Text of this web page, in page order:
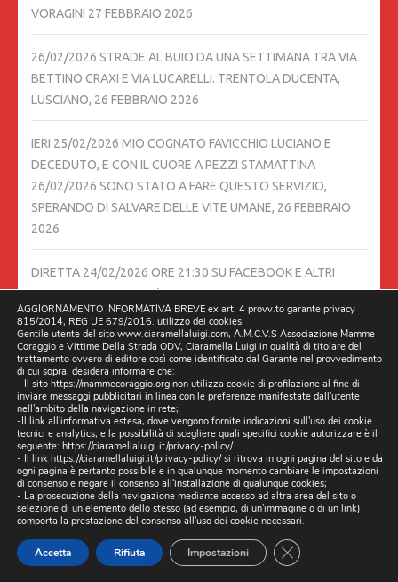
VORAGINI 27 FEBBRAIO 2026
26/02/2026 STRADE AL BUIO DA UNA SETTIMANA TRA VIA
BETTINO CRAXI E VIA LUCARELLI. TRENTOLA DUCENTA,
LUSCIANO, 26 FEBBRAIO 2026
IERI 25/02/2026 MIO COGNATO FAVICCHIO LUCIANO E
DECEDUTO, E CON IL CUORE A PEZZI STAMATTINA
26/02/2026 SONO STATO A FARE QUESTO SERVIZIO,
SPERANDO DI SALVARE DELLE VITE UMANE, 26 FEBBRAIO
2026
DIRETTA 24/02/2026 ORE 21:30 SU FACEBOOK E ALTRI
CANALI, CON DILLO A L’AVVOCATO DAVIDE TIROZZI,24
FEBBRAIO 2026
TESTIMONE LA PRESIDENTE ELENA RONZULLO A.M.C.V.S.
ASSOCIAZIONE MAMME CORAGGIO E VITTIME DELLA
STRADA – ODV 24 FEBBRAIO 2026
INCONTRO SCUOLA 24/02/2026 ISIS RITA LEVI MONTALCINI
DI QUARTO24 FEBBRAIO 2026
NOI COME ASSOCIAZIONI VITTIME DELLA STRADA,
I LINK DELLE SEGNALAZIONI, CHE STATE MANDANDO SUI
AGGIORNAMENTO INFORMATIVA BREVE ex art. 4 provv.to garante privacy
815/2014, REG UE 679/2016. utilizzo dei cookies.
Gentile utente del sito www.ciaramellaluigi.com, A.M.C.V.S Associazione Mamme
Coraggio e Vittime Della Strada ODV, Ciaramella Luigi in qualità di titolare del
trattamento ovvero di editore così come identificato dal Garante nel provvedimento
di cui sopra, desidera informare che:
- Il sito https://mammecoraggio.org non utilizza cookie di profilazione al fine di
inviare messaggi pubblicitari in linea con le preferenze manifestate dall'utente
nell'ambito della navigazione in rete;
-Il link all'informativa estesa, dove vengono fornite indicazioni sull'uso dei cookie
tecnici e analytics, e la possibilità di scegliere quali specifici cookie autorizzare è il
seguente: https://ciaramellaluigi.it/privacy-policy/
- Il link https://ciaramellaluigi.it/privacy-policy/si ritrova in ogni pagina del sito e da
ogni pagina è pertanto possibile e in qualunque momento cambiare le impostazioni
di consenso e negare il consenso all'installazione di qualunque cookies;
- La prosecuzione della navigazione mediante accesso ad altra area del sito o
selezione di un elemento dello stesso (ad esempio, di un'immagine o di un link)
comporta la prestazione del consenso all'uso dei cookie necessari.
Accetta Rifiuta Impostazioni CLOSE GDPR